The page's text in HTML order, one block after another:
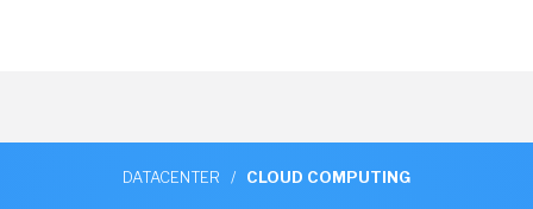
DATACENTER / CLOUD COMPUTING